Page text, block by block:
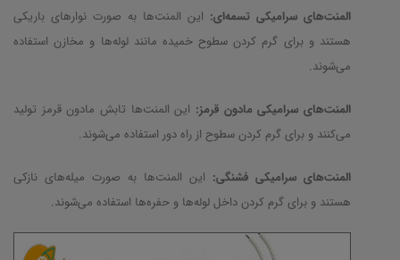
المنت‌های سرامیکی تسمه‌ای: این المنت‌ها به صورت نوارهای باریکی
هستند و برای گرم کردن سطوح خمیده مانند لوله‌ها و مخازن استفاده
می‌شوند.
المنت‌های سرامیکی مادون قرمز: این المنت‌ها تابش مادون قرمز تولید
می‌کنند و برای گرم کردن سطوح از راه دور استفاده می‌شوند.
المنت‌های سرامیکی فشنگی: این المنت‌ها به صورت میله‌های نازکی
هستند و برای گرم کردن داخل لوله‌ها و حفره‌ها استفاده می‌شوند.